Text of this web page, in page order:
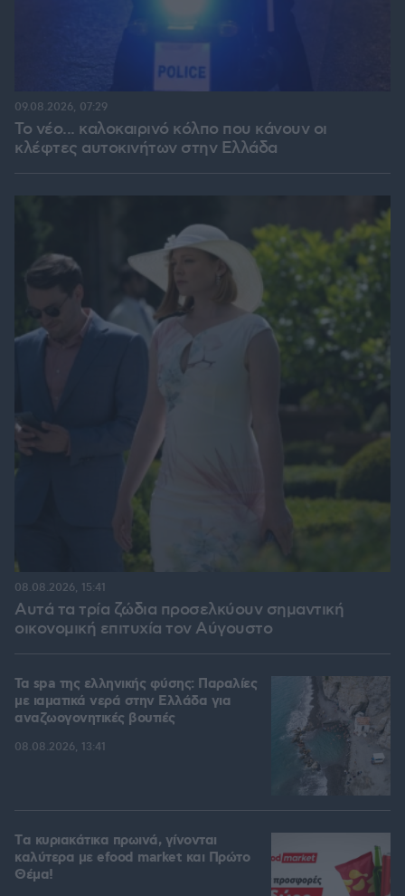
Το νέο... καλοκαιρινό κόλπο που κάνουν οι
κλέφτες αυτοκινήτων στην Ελλάδα
09.08.2026, 07:29
Αυτά τα τρία ζώδια προσελκύουν σημαντική
οικονομική επιτυχία τον Αύγουστο
08.08.2026, 15:41
Τα spa της ελληνικής φύσης: Παραλίες
με ιαματικά νερά στην Ελλάδα για
αναζωογονητικές βουτιές
08.08.2026, 13:41
Tα κυριακάτικα πρωινά, γίνονται
καλύτερα με efood market και Πρώτο
Θέμα!